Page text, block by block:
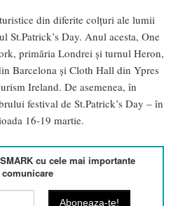
din diferite colţuri ale lumii
St.Patrick’s Day. Anul acesta, One
primăria Londrei şi turnul Heron,
Barcelona şi Cloth Hall din Ypres
Ireland. De asemenea, în
festival de St.Patrick’s Day – în
16-19 martie.
cu cele mai importante